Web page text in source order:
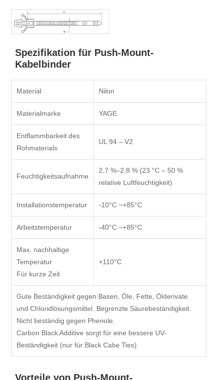
Spezifikation für Push-Mount-
Kabelbinder
Material Nilon
Materialmarke YAGE
Entflammbarkeit des
Rohmaterials
UL 94 – V2
Feuchtigkeitsaufnahme
2,7 %–2,8 % (23 °C – 50 %
relative Luftfeuchtigkeit)
Installationstemperatur -10°C ~+85°C
Arbeitstemperatur -40°C ~+85°C
Max. nachhaltige
Temperatur
Für kurze Zeit
+110°C
Gute Beständigkeit gegen Basen, Öle, Fette, Ölderivate
und Chloridlösungsmittel. Begrenzte Säurebeständigkeit.
Nicht beständig gegen Phenole.
Carbon Black Additive sorgt für eine bessere UV-
Beständigkeit (nur für Black Cabe Ties)
Vorteile von Push-Mount-